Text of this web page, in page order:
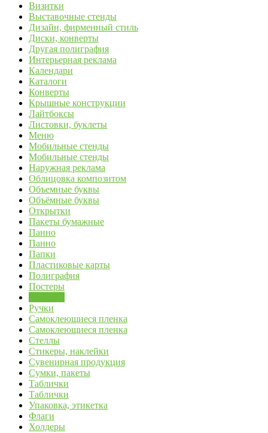
Визитки
Выставочные стенды
Дизайн, фирменный стиль
Диски, конверты
Другая полиграфия
Интерьерная реклама
Календари
Каталоги
Конверты
Крышные конструкции
Лайтбоксы
Листовки, буклеты
Меню
Мобильные стенды
Мобильные стенды
Наружная реклама
Облицовка композитом
Объемные буквы
Объёмные буквы
Открытки
Пакеты бумажные
Панно
Панно
Папки
Пластиковые карты
Полиграфия
Постеры
Ручки
Самоклеющиеся пленка
Самоклеющиеся пленка
Стеллы
Стикеры, наклейки
Сувенирная продукция
Сумки, пакеты
Таблички
Таблички
Упаковка, этикетка
Флаги
Холдеры